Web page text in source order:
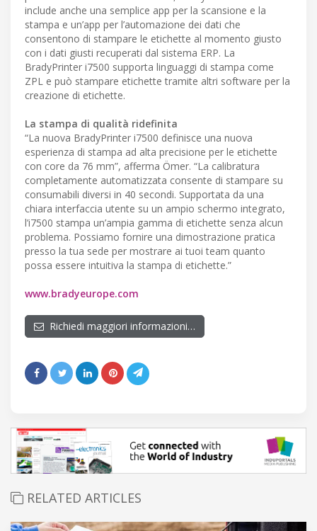
include anche una semplice app per la scansione e la
stampa e un’app per l’automazione dei dati che
consentono di stampare le etichette al momento giusto
con i dati giusti recuperati dal sistema ERP. La
BradyPrinter i7500 supporta linguaggi di stampa come
ZPL e può stampare etichette tramite altri software per la
creazione di etichette.
La stampa di qualità ridefinita
“La nuova BradyPrinter i7500 definisce una nuova
esperienza di stampa ad alta precisione per le etichette
con core da 76 mm”, afferma Ömer. “La calibratura
completamente automatizzata consente di stampare su
consumabili diversi in 40 secondi. Supportata da una
chiara interfaccia utente su un ampio schermo integrato,
l’i7500 stampa un’ampia gamma di etichette senza alcun
problema. Possiamo fornire una dimostrazione pratica
presso la tua sede per mostrare ai tuoi team quanto
possa essere intuitiva la stampa di etichette.”
www.bradyeurope.com
Richiedi maggiori informazioni…
RELATED ARTICLES